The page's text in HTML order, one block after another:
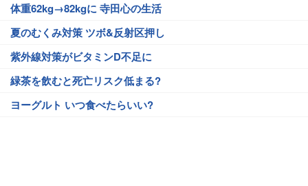
体重62kg→82kgに 寺田心の生活
夏のむくみ対策 ツボ&反射区押し
紫外線対策がビタミンD不足に
緑茶を飲むと死亡リスク低まる?
ヨーグルト いつ食べたらいい?